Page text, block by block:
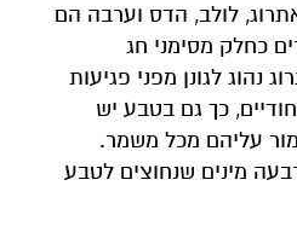
לולב, הדס וערבה הם
כחלק מסימני חג
נהוג לגונן מפני פגיעות
כך גם בטבע יש
עליהם מכל משמר.
מינים שנחוצים לטבע